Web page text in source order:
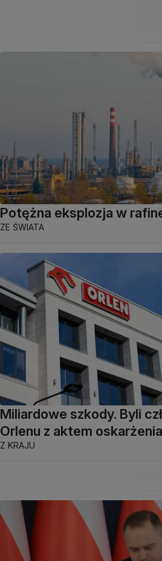
Potężna eksplozja w
ZE ŚWIATA
Miliardowe szkody. Byli
Orlenu z aktem oskarżenia
Z KRAJU